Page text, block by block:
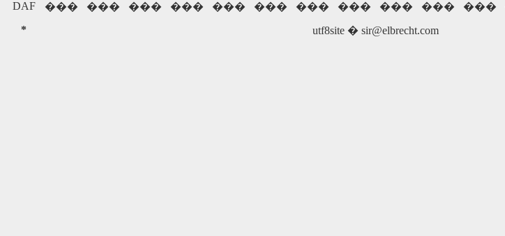
DAF
��� ��� ��� ��� ��� ��� ��� ��� ��� ��� ���
*
utf8site � sir@elbrecht.com